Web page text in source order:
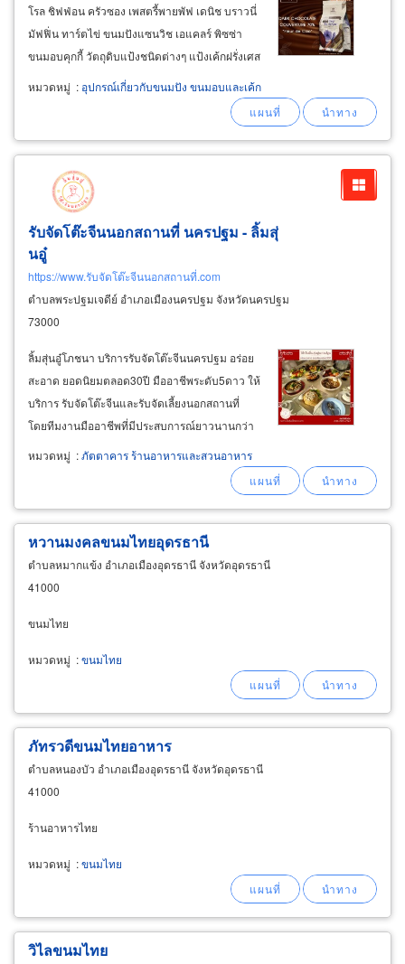
โรล ชิฟฟ่อน ครัวซอง เพสตรี้พายพัฟ เดนิช บราวนี่
มัฟฟิ่น ทาร์ตไข่ ขนมปังแซนวิช เอแคลร์ พิซซ่า
ขนมอบคุกกี้ วัตถุดิบแป้งชนิดต่างๆ แป้งเค้กฝรั่งเศส
t45, t55, แป้งไรย์ t170 แป้งขนมปังญี่ปุ่น แป้ง
ขนมปังเกาหลี แป้งมะพร้าว แป้งทอดทำขนม ยีสต์
หมวดหมู่ : อุปกรณ์เกี่ยวกับขนมปัง ขนมอบและเค้ก
รับจัดโต๊ะจีนนอกสถานที่ นครปฐม - ลิ้มสุ่
นอู๋
https://www.รับจัดโต๊ะจีนนอกสถานที่.com
ตำบลพระปฐมเจดีย์ อำเภอเมืองนครปฐม จังหวัดนครปฐม
73000
ลิ้มสุ่นอู๋โภชนา บริการรับจัดโต๊ะจีนนครปฐม อร่อย
สะอาด ยอดนิยมตลอด30ปี มืออาชีพระดับ5ดาว ให้
บริการ รับจัดโต๊ะจีนและรับจัดเลี้ยงนอกสถานที่
โดยทีมงานมืออาชีพที่มีประสบการณ์ยาวนานกว่า
30 ปี เราให้บริการครอบคลุมจังหวัดนครปฐม
สามพราน ราชบุรี และสุพรรณบุรี รองรับทั้งงานเล็ก
หมวดหมู่ :ภัตตาคาร ร้านอาหารและสวนอาหาร
หวานมงคลขนมไทยอุดรธานี
ตำบลหมากแข้ง อำเภอเมืองอุดรธานี จังหวัดอุดรธานี
41000
ขนมไทย
หมวดหมู่ :ขนมไทย
ภัทรวดีขนมไทยอาหาร
ตำบลหนองบัว อำเภอเมืองอุดรธานี จังหวัดอุดรธานี
41000
ร้านอาหารไทย
หมวดหมู่ :ขนมไทย
วิไลขนมไทย